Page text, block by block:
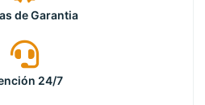
de Garantia
24/7